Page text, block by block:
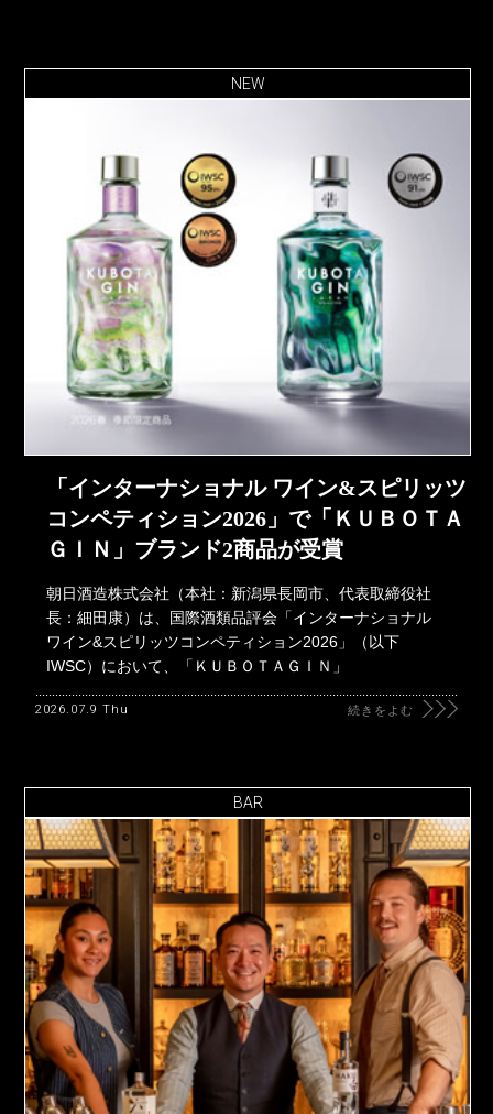
NEW
「インターナショナル ワイン&スピリッツ
コンペティション2026」で「ＫＵＢＯＴＡ
ＧＩＮ」ブランド2商品が受賞
朝日酒造株式会社（本社：新潟県長岡市、代表取締役社
長：細田康）は、国際酒類品評会「インターナショナル
ワイン&スピリッツコンペティション2026」（以下
IWSC）において、「ＫＵＢＯＴＡＧＩＮ」
2026.07.9 Thu 続きをよむ
BAR